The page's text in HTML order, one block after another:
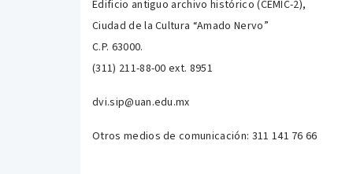
Edificio antiguo archivo histórico (CEMIC-2),
Ciudad de la Cultura “Amado Nervo”
C.P. 63000.
(311) 211-88-00 ext. 8951
dvi.sip@uan.edu.mx
Otros medios de comunicación: 311 141 76 66